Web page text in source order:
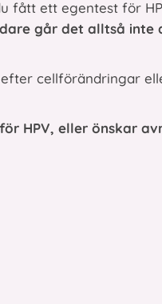
fått ett egentest för
går det alltså
cellförändringar
HPV, eller önskar